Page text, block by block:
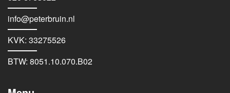
info@peterbruin.nl
KVK: 33275526
BTW: 8051.10.070.B02